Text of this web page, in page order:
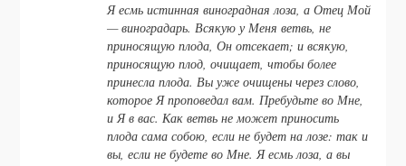
Я есмь истинная виноградная лоза, а Отец Мой
— виноградарь. Всякую у Меня ветвь, не
приносящую плода, Он отсекает; и всякую,
приносящую плод, очищает, чтобы более
принесла плода. Вы уже очищены через слово,
которое Я проповедал вам. Пребудьте во Мне,
и Я в вас. Как ветвь не может приносить
плода сама собою, если не будет на лозе: так и
вы, если не будете во Мне. Я есмь лоза, а вы